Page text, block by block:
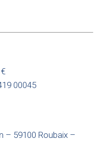
00045
– 59100 Roubaix –